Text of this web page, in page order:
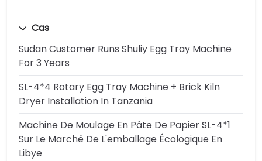
Cas
Sudan Customer Runs Shuliy Egg Tray Machine
For 3 Years
SL-4*4 Rotary Egg Tray Machine + Brick Kiln
Dryer Installation In Tanzania
Machine De Moulage En Pâte De Papier SL-4*1
Sur Le Marché De L'emballage Écologique En
Libye